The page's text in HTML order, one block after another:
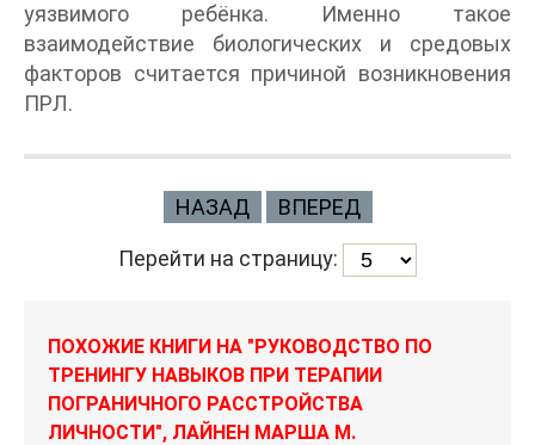
уязвимого ребёнка. Именно такое
взаимодействие биологических и средовых
факторов считается причиной возникновения
ПРЛ.
НАЗАД ВПЕРЕД
Перейти на страницу:
ПОХОЖИЕ КНИГИ НА "РУКОВОДСТВО ПО
ТРЕНИНГУ НАВЫКОВ ПРИ ТЕРАПИИ
ПОГРАНИЧНОГО РАССТРОЙСТВА
ЛИЧНОСТИ", ЛАЙНЕН МАРША М.